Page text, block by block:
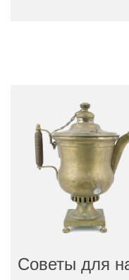
Советы для